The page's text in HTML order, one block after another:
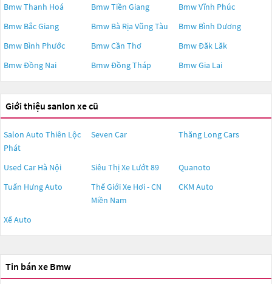
Bmw Thanh Hoá
Bmw Tiền Giang
Bmw Vĩnh Phúc
Bmw Bắc Giang
Bmw Bà Rịa Vũng Tàu
Bmw Bình Dương
Bmw Bình Phước
Bmw Cần Thơ
Bmw Đăk Lăk
Bmw Đồng Nai
Bmw Đồng Tháp Bmw Gia Lai
Giới thiệu sanlon xe cũ
Salon Auto Thiên Lộc
Phát
Seven Car Thăng Long Cars
Used Car Hà Nội Siêu Thị Xe Lướt 89
Quanoto
Tuấn Hưng Auto
Thế Giới Xe Hơi - CN
Miền Nam
CKM Auto
Xế Auto
Tin bán xe Bmw